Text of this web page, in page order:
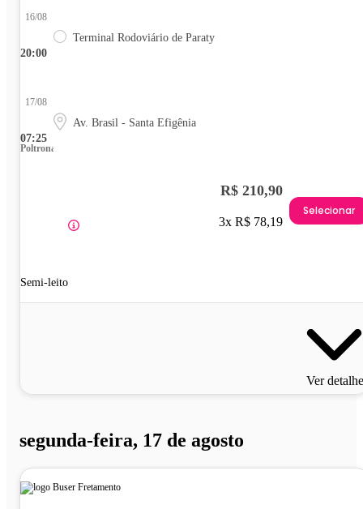
20:00
16/08
Terminal Rodoviário de Paraty
07:25
17/08
Av. Brasil - Santa Efigênia
Poltrona
Semi-leito
R$ 210,90
3x R$ 78,19
Selecionar
Ver
segunda-feira, 17 de agosto